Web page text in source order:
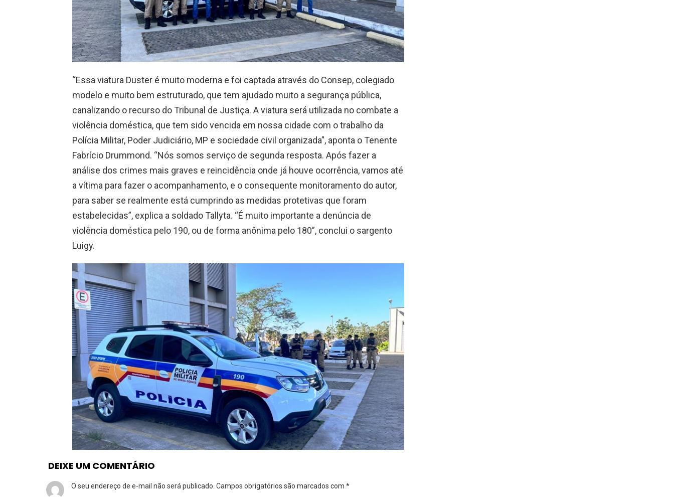
“Essa viatura Duster é muito moderna e foi captada através do Consep, colegiado
modelo e muito bem estruturado, que tem ajudado muito a segurança pública,
canalizando o recurso do Tribunal de Justiça. A viatura será utilizada no combate a
violência doméstica, que tem sido vencida em nossa cidade com o trabalho da
Polícia Militar, Poder Judiciário, MP e sociedade civil organizada”, aponta o Tenente
Fabrício Drummond. “Nós somos serviço de segunda resposta. Após fazer a
análise dos crimes mais graves e reincidência onde já houve ocorrência, vamos até
a vítima para fazer o acompanhamento, e o consequente monitoramento do autor,
para saber se realmente está cumprindo as medidas protetivas que foram
estabelecidas”, explica a soldado Tallyta. “É muito importante a denúncia de
violência doméstica pelo 190, ou de forma anônima pelo 180”, conclui o sargento
Luigy.
DEIXE UM COMENTÁRIO
O seu endereço de e-mail não será publicado. Campos obrigatórios são marcados com *